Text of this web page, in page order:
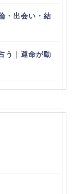
・出会い・結
う｜運命が動